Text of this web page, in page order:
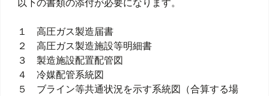
１ 高圧ガス製造届書
２ 高圧ガス製造施設等明細書
３ 製造施設配置配管図
４ 冷媒配管系統図
５ ブライン等共通状況を示す系統図（合算する場